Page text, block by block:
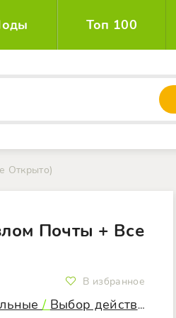
Топ 100
Открыто)
Почты + Все
В избранное
/ Выбор действий